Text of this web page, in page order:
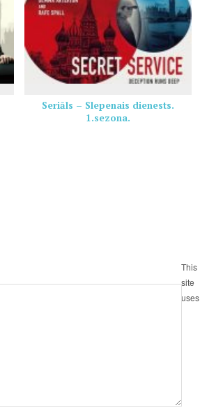
Seriāls – Slepenais dienests.
1.sezona.
This
site
uses